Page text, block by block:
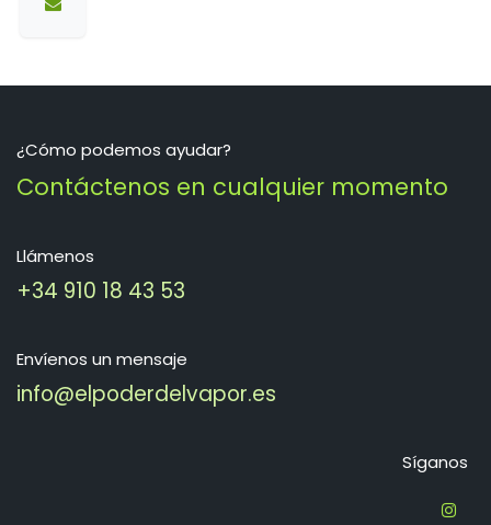
¿Cómo podemos ayudar?
Contáctenos en cualquier momento
Llámenos
+34 910 18 43 53
Envíenos un mensaje
info@elpoderdelvapor.es
Síganos